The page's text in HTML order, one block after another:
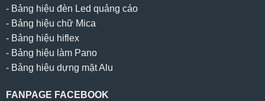
- Bảng hiệu đèn Led quảng cáo
- Bảng hiệu chữ Mica
- Bảng hiệu hiflex
- Bảng hiệu làm Pano
- Bảng hiệu dựng mặt Alu
FANPAGE FACEBOOK